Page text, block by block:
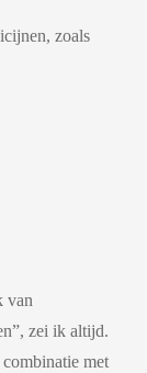
zoals
van
zei ik altijd.
met